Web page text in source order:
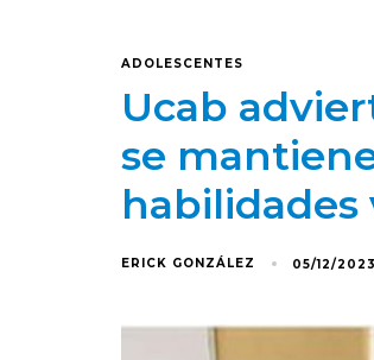
ADOLESCENTES
Ucab
se
habilidades
ERICK GONZÁLEZ 05/12/2023